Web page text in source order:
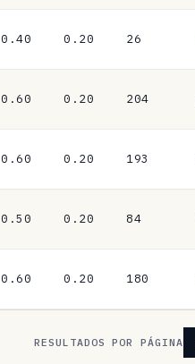
0.40 0.20 26
0.60 0.20 204
0.60 0.20 193
0.50 0.20 84
0.60 0.20 180
RESULTADOS POR PÁGINA